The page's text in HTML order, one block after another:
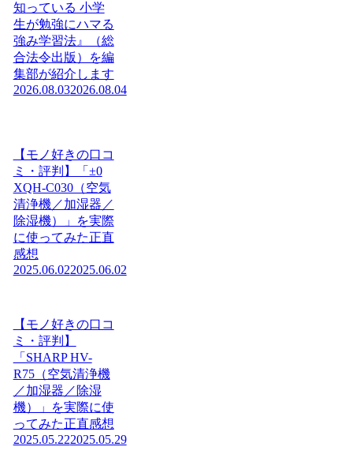
知っている 小学
生が勉強にハマる
強み学習法』（総
合法令出版）を編
集部が紹介します
2026.08.032026.08.04
【モノ好きの口コ
ミ・評判】「±0
XQH-C030（空気
清浄機／加湿器／
除湿機）」を実際
に使ってみた正直
感想
2025.06.022025.06.02
【モノ好きの口コ
ミ・評判】
「SHARP HV-
R75（空気清浄機
／加湿器／除湿
機）」を実際に使
ってみた正直感想
2025.05.222025.05.29